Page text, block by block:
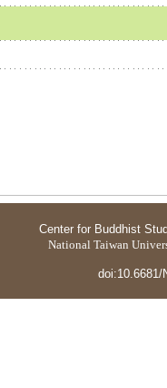
Center for Buddhist
National Taiwan
doi:10.6681/